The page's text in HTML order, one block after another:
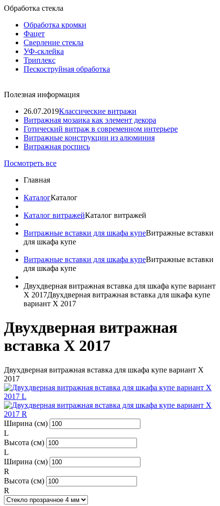
Обработка стекла
Обработка кромки
Фацет
Сверление стекла
УФ-склейка
Триплекс
Пескоструйная обработка
Полезная информация
26.07.2019Классические витражи
Витражная мозаика как элемент декора
Готический витраж в современном интерьере
Витражные конструкции из алюминия
Витражная роспись
Посмотреть все
Главная
КаталогКаталог
Каталог витражейКаталог витражей
Витражные вставки для шкафа купеВитражные вставки
для шкафа купе
Витражные вставки для шкафа купеВитражные вставки
для шкафа купе
Двухдверная витражная вставка для шкафа купе вариант
X 2017Двухдверная витражная вставка для шкафа купе
вариант X 2017
Двухдверная витражная
вставка X 2017
Двухдверная витражная вставка для шкафа купе вариант X
2017
Ширина (см)
L
Высота (см)
L
Ширина (см)
R
Высота (см)
R